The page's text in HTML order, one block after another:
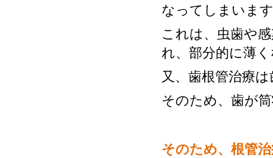
なってしまいま
これは、虫歯や
れ、部分的に薄
又、歯根管治療
そのため、歯が
そのため、根管